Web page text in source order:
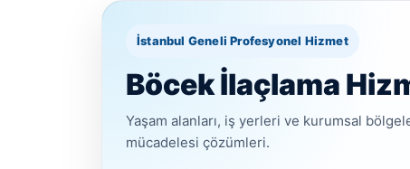
İstanbul Geneli Profesyonel Hizmet
Böcek İlaçlama
Yaşam alanları, iş yerleri ve kurumsal
mücadelesi çözümleri.